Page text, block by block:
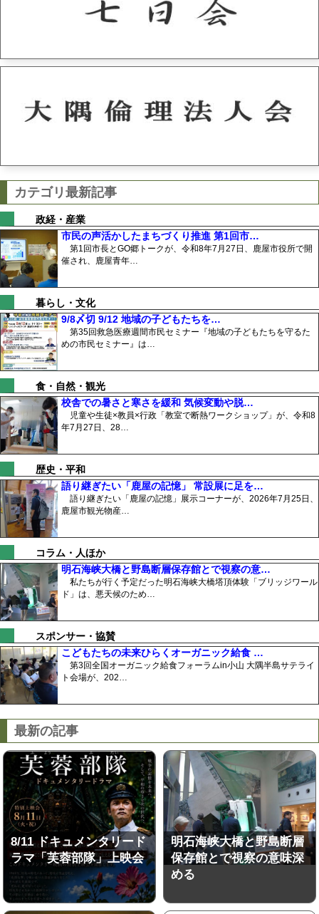
カテゴリ最新記事
政経・産業
市民の声活かしたまちづくり推進 第1回市…
第1回市長とGO郷トークが、令和8年7月27日、鹿屋市役所で開
催され、鹿屋青年…
暮らし・文化
9/8〆切 9/12 地域の子どもたちを…
第35回救急医療週間市民セミナー『地域の子どもたちを守るた
めの市民セミナー』は…
食・自然・観光
校舎での暑さと寒さを緩和 気候変動や脱…
児童や生徒×教員×行政「教室で断熱ワークショップ」が、令和8
年7月27日、28…
歴史・平和
語り継ぎたい「鹿屋の記憶」 常設展に足を…
語り継ぎたい「鹿屋の記憶」展示コーナーが、2026年7月25日、
鹿屋市観光物産…
コラム・人ほか
明石海峡大橋と野島断層保存館とで視察の意…
私たちが行く予定だった明石海峡大橋塔頂体験「ブリッジワール
ド」は、悪天候のため…
スポンサー・協賛
こどもたちの未来ひらくオーガニック給食 …
第3回全国オーガニック給食フォーラムin小山 大隅半島サテライ
ト会場が、202…
最新の記事
8/11 ドキュメンタリード
ラマ「芙蓉部隊」上映会
明石海峡大橋と野島断層
保存館とで視察の意味深
める